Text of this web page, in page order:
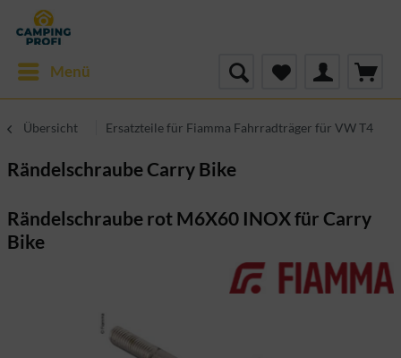
Menü
Übersicht Ersatzteile für Fiamma Fahrradträger für VW T4
Rändelschraube Carry Bike
Rändelschraube rot M6X60 INOX für Carry
Bike